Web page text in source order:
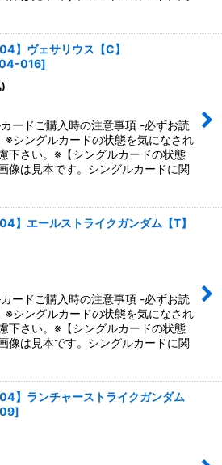
】ヴェサリウス【C】
016]
カードご購入時の注意事項 -必ずお読
※シングルカードの状態を気になされ
下さい。※【シングルカードの状態
像は見本です。シングルカードに関
】エールストライクガンダム【T】
カードご購入時の注意事項 -必ずお読
※シングルカードの状態を気になされ
下さい。※【シングルカードの状態
像は見本です。シングルカードに関
】ランチャーストライクガンダム
]